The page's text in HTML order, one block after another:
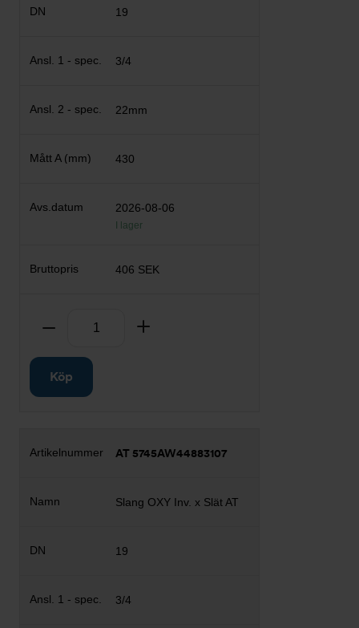
19
3/4
22mm
430
2026-08-06
I lager
406 SEK
Ta bort
Köp
AT 5745AW44883107
Slang OXY Inv. x Slät AT
19
3/4